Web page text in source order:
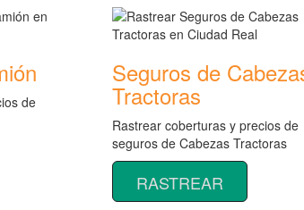
de
Seguros de
Tractoras
Rastrear coberturas y precios de
seguros de Cabezas Tractoras
RASTREAR